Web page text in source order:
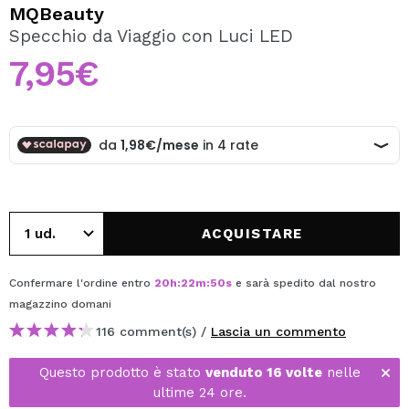
Creando un account su Maquibeauty.it potrai fare i tuoi
acquisti velocemente, controllare lo stato dei tuoi ordini e
consultare le tue operazioni precedenti.
CREARE UN ACCOUNT
MQBeauty
Specchio da Viaggio con Luci LED
7,95€
ACQUISTARE
Confermare l'ordine entro 20h:22m:50s e sarà spedito dal nostro
magazzino domani
116 comment(s) / Lascia un commento
Questo prodotto è stato venduto 16 volte nelle
ultime 24 ore.